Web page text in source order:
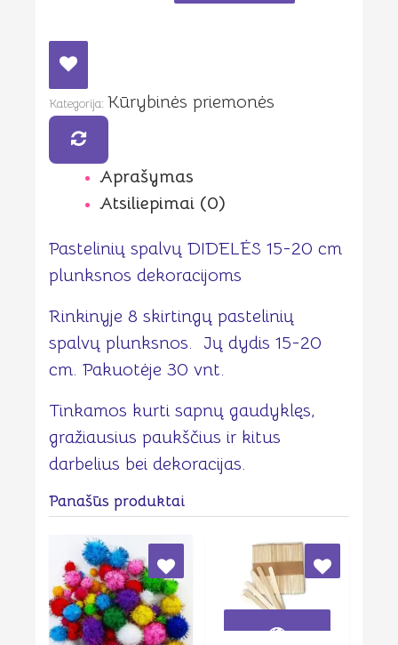
DIDELĖS
20
cm
plunksnos
dekoracijoms
Kategorija: Kūrybinės priemonės
Aprašymas
Atsiliepimai (0)
Pastelinių spalvų DIDELĖS 15-20 cm
plunksnos dekoracijoms
Rinkinyje 8 skirtingų pastelinių
spalvų plunksnos. Jų dydis 15-20
cm. Pakuotėje 30 vnt.
Tinkamos kurti sapnų gaudyklęs,
gražiausius paukščius ir kitus
darbelius bei dekoracijas.
Panašūs produktai